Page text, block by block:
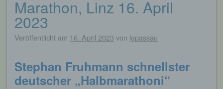
Marathon, Linz 16. April
2023
Veröffentlicht am 16. April 2023 von lgpassau
Stephan Fruhmann schnellster
deutscher „Halbmarathoni“
zu unterscheiden. Ein bestimmter Internetbrowser
kann über die eindeutige Cookie-ID wiedererkannt
und identifiziert werden.
Durch den Einsatz von Cookies kann den Nutzern
bereitstellen, die ohne die Cookie-Setzung nicht
möglich wären.